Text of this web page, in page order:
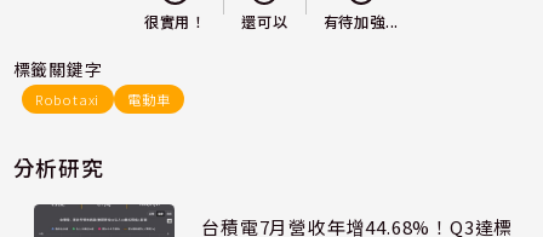
很實用！ 還可以 有待加強...
標籤關鍵字
Robotaxi 電動車
分析研究
台積電7月營收年增44.68%！Q3達標